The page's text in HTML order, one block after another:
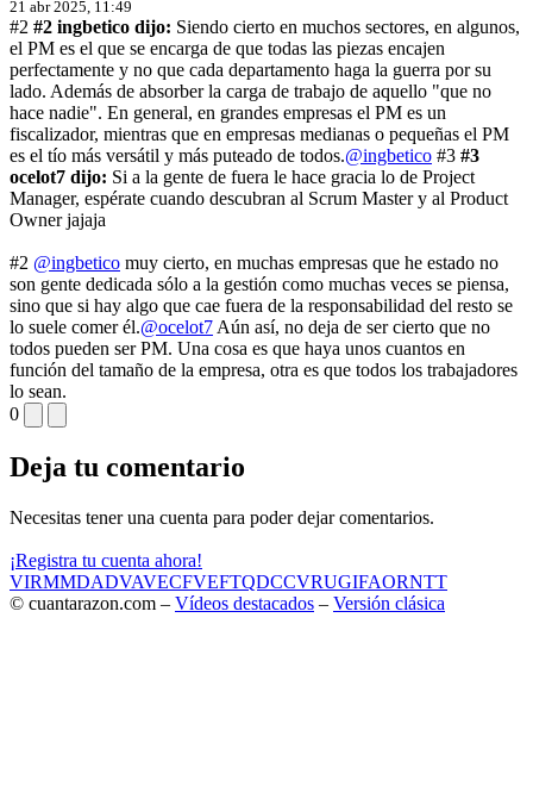
21 abr 2025, 11:49
#2 #2 ingbetico dijo: Siendo cierto en muchos sectores, en algunos,
el PM es el que se encarga de que todas las piezas encajen
perfectamente y no que cada departamento haga la guerra por su
lado. Además de absorber la carga de trabajo de aquello "que no
hace nadie". En general, en grandes empresas el PM es un
fiscalizador, mientras que en empresas medianas o pequeñas el PM
es el tío más versátil y más puteado de todos.@ingbetico #3 #3
ocelot7 dijo: Si a la gente de fuera le hace gracia lo de Project
Manager, espérate cuando descubran al Scrum Master y al Product
Owner jajaja
#2 @ingbetico muy cierto, en muchas empresas que he estado no
son gente dedicada sólo a la gestión como muchas veces se piensa,
sino que si hay algo que cae fuera de la responsabilidad del resto se
lo suele comer él.@ocelot7 Aún así, no deja de ser cierto que no
todos pueden ser PM. Una cosa es que haya unos cuantos en
función del tamaño de la empresa, otra es que todos los trabajadores
lo sean.
0
Deja tu comentario
Necesitas tener una cuenta para poder dejar comentarios.
¡Registra tu cuenta ahora!
VIRMMDADVAVECFVEFTQDCCVRUGIFAORNTT
© cuantarazon.com – Vídeos destacados – Versión clásica